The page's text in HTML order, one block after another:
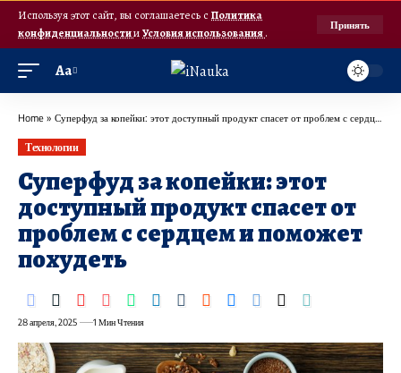
Используя этот сайт, вы соглашаетесь с Политика
конфиденциальностииУсловия использования.
Принять
Аа
Home » Суперфуд за копейки: этот доступный продукт спасет от проблем с сердцем и поможет похудеть
Технологии
Суперфуд за копейки: этот
доступный продукт спасет от
проблем с сердцем и поможет
похудеть
28 апреля, 2025 1 Мин Чтения